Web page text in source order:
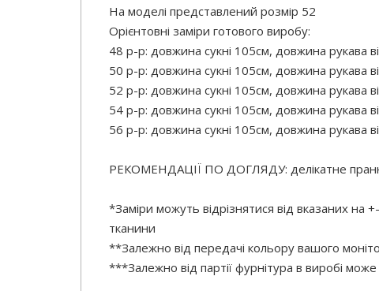
На моделі представлений розмір 52
Орієнтовні заміри готового виробу:
48 р-р: довжина сукні 105см, довжина рукава
50 р-р: довжина сукні 105см, довжина рукава
52 р-р: довжина сукні 105см, довжина рукава
54 р-р: довжина сукні 105см, довжина рукава
56 р-р: довжина сукні 105см, довжина рукава
РЕКОМЕНДАЦІЇ ПО ДОГЛЯДУ: делікатне
*Заміри можуть відрізнятися від вказаних на
тканини
**Залежно від передачі кольору вашого
***Залежно від партії фурнітура в виробі